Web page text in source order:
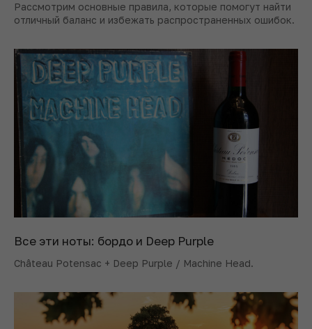
Рассмотрим основные правила, которые помогут найти
отличный баланс и избежать распространенных ошибок.
Все эти ноты: бордо и Deep Purple
Château Potensac + Deep Purple / Machine Head.